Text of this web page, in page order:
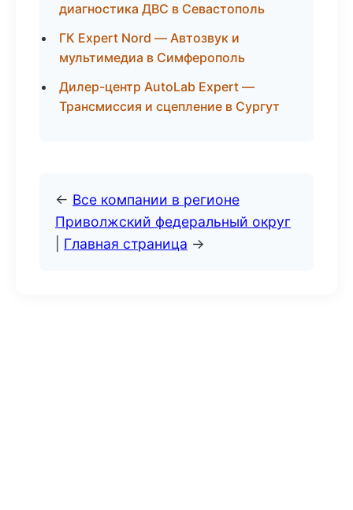
диагностика ДВС в Севастополь
ГК Expert Nord — Автозвук и
мультимедиа в Симферополь
Дилер-центр AutoLab Expert —
Трансмиссия и сцепление в Сургут
← Все компании в регионе
Приволжский федеральный округ
Главная страница →